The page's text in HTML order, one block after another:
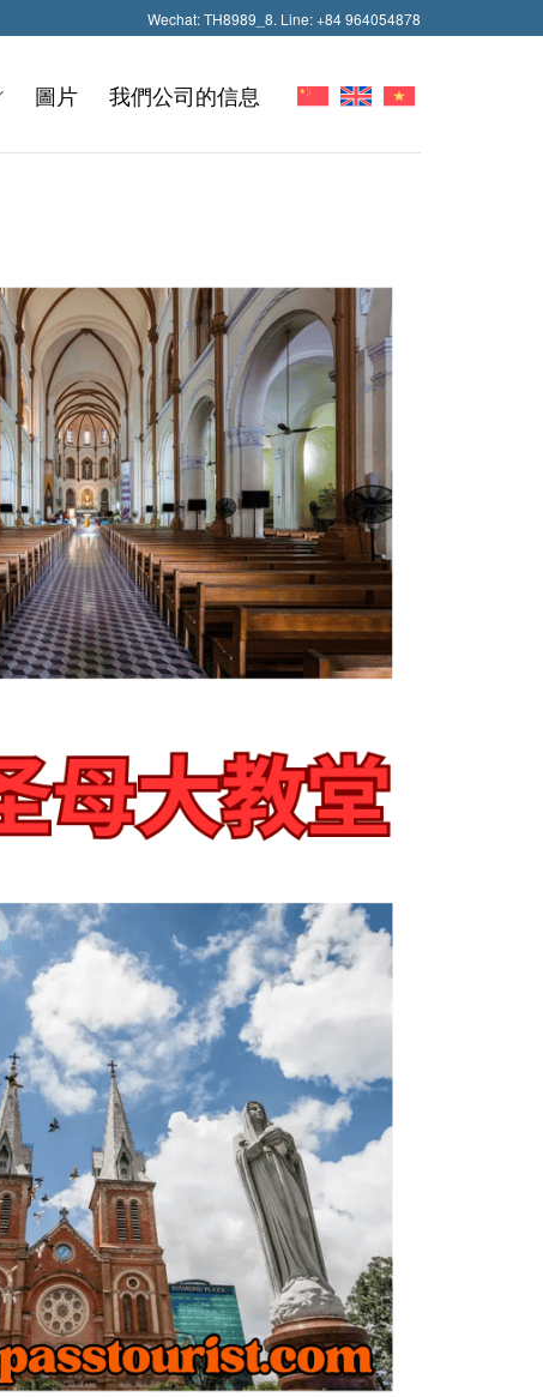
Wechat: TH8989_8. Line: +84 964054878
圖片 我們公司的信息